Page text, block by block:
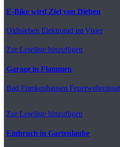
E-Bike wird Ziel von Dieben
Oldisleben Elektrorad im Visier
Zur Leseliste hinzufügen
Garage in Flammen
Bad Frankenhausen
Zur Leseliste hinzufügen
Einbruch in Gartenlaube